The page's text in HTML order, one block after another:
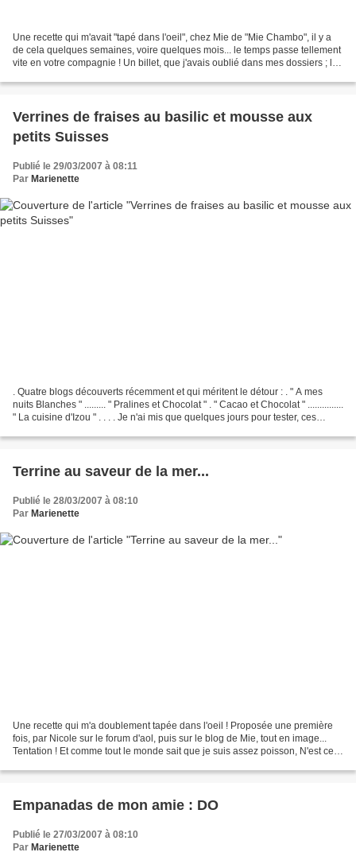
Une recette qui m'avait "tapé dans l'oeil", chez Mie de "Mie Chambo", il y a
de cela quelques semaines, voire quelques mois... le temps passe tellement
vite en votre compagnie ! Un billet, que j'avais oublié dans mes dossiers ; le
Verrines de fraises au basilic et mousse aux
petits Suisses
Publié le 29/03/2007 à 08:11
Par Marienette
. Quatre blogs découverts récemment et qui méritent le détour : . " A mes
nuits Blanches " ......... " Pralines et Chocolat " . " Cacao et Chocolat " ...............
" La cuisine d'Izou " . . . . Je n'ai mis que quelques jours pour tester, ces
Terrine au saveur de la mer...
Publié le 28/03/2007 à 08:10
Par Marienette
Une recette qui m'a doublement tapée dans l'oeil ! Proposée une première
fois, par Nicole sur le forum d'aol, puis sur le blog de Mie, tout en image...
Tentation ! Et comme tout le monde sait que je suis assez poisson, N'est ce
Empanadas de mon amie : DO
Publié le 27/03/2007 à 08:10
Par Marienette